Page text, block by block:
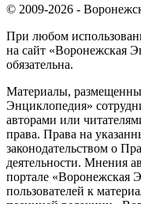
© 2009-2026 -
При любом
на сайт «Воронежская
обязательна.
Материалы,
Энциклопедия»
авторами или
права. Права на
законодательством о
деятельности. Мнения
портале «Воронежская
пользователей к